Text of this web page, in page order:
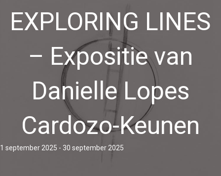
EXPLORING LINES
– Expositie van
Danielle Lopes
Cardozo-Keunen
1 september 2025 - 30 september 2025